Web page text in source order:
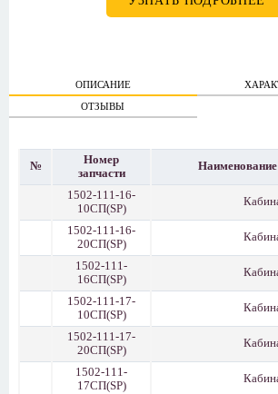
ОПИСАНИЕ
ОТЗЫВЫ
№
Номер
запчасти
Наименование
1502-111-16-
10СП(SP)
1502-111-16-
20СП(SP)
1502-111-
16СП(SP)
1502-111-17-
10СП(SP)
1502-111-17-
20СП(SP)
1502-111-
17СП(SP)